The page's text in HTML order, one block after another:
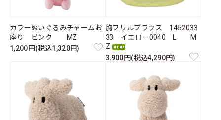
カラーぬいぐるみチャームお
座り ピンク MZ
1,200円(税込1,320円)
胸フリルブラウス 1452033
33 イエロー0040 L M
Z
3,900円(税込4,290円)